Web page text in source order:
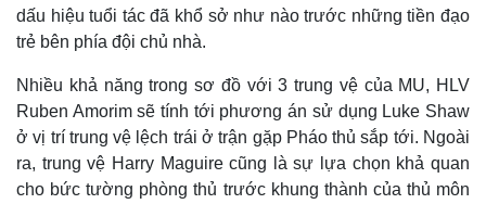
dấu hiệu tuổi tác đã khổ sở như nào trước những tiền đạo
trẻ bên phía đội chủ nhà.
Nhiều khả năng trong sơ đồ với 3 trung vệ của MU, HLV
Ruben Amorim sẽ tính tới phương án sử dụng Luke Shaw
ở vị trí trung vệ lệch trái ở trận gặp Pháo thủ sắp tới. Ngoài
ra, trung vệ Harry Maguire cũng là sự lựa chọn khả quan
cho bức tường phòng thủ trước khung thành của thủ môn